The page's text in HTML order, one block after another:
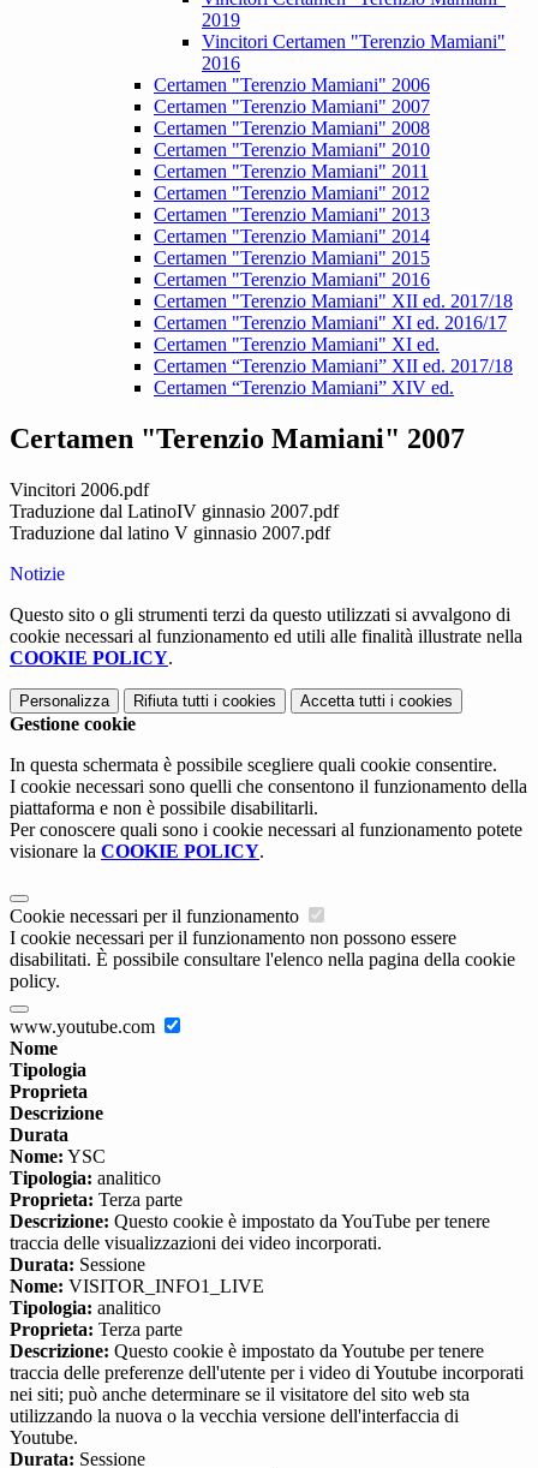
2019
Vincitori Certamen "Terenzio Mamiani"
2016
Certamen "Terenzio Mamiani" 2006
Certamen "Terenzio Mamiani" 2007
Certamen "Terenzio Mamiani" 2008
Certamen "Terenzio Mamiani" 2010
Certamen "Terenzio Mamiani" 2011
Certamen "Terenzio Mamiani" 2012
Certamen "Terenzio Mamiani" 2013
Certamen "Terenzio Mamiani" 2014
Certamen "Terenzio Mamiani" 2015
Certamen "Terenzio Mamiani" 2016
Certamen "Terenzio Mamiani" XII ed. 2017/18
Certamen "Terenzio Mamiani" XI ed. 2016/17
Certamen "Terenzio Mamiani" XI ed.
Certamen “Terenzio Mamiani” XII ed. 2017/18
Certamen “Terenzio Mamiani” XIV ed.
Certamen "Terenzio Mamiani" 2007
Vincitori 2006.pdf
Traduzione dal LatinoIV ginnasio 2007.pdf
Traduzione dal latino V ginnasio 2007.pdf
Notizie
Questo sito o gli strumenti terzi da questo utilizzati si avvalgono di
cookie necessari al funzionamento ed utili alle finalità illustrate nella
COOKIE POLICY.
Personalizza Rifiuta tutti i cookies Accetta tutti i cookies
Gestione cookie
In questa schermata è possibile scegliere quali cookie consentire.
I cookie necessari sono quelli che consentono il funzionamento della
piattaforma e non è possibile disabilitarli.
Per conoscere quali sono i cookie necessari al funzionamento potete
visionare la COOKIE POLICY.
Cookie necessari per il funzionamento
I cookie necessari per il funzionamento non possono essere
disabilitati. È possibile consultare l'elenco nella pagina della cookie
policy.
www.youtube.com
Nome
Tipologia
Proprieta
Descrizione
Durata
Nome: YSC
Tipologia: analitico
Proprieta: Terza parte
Descrizione: Questo cookie è impostato da YouTube per tenere
traccia delle visualizzazioni dei video incorporati.
Durata: Sessione
Nome: VISITOR_INFO1_LIVE
Tipologia: analitico
Proprieta: Terza parte
Descrizione: Questo cookie è impostato da Youtube per tenere
traccia delle preferenze dell'utente per i video di Youtube incorporati
nei siti; può anche determinare se il visitatore del sito web sta
utilizzando la nuova o la vecchia versione dell'interfaccia di
Youtube.
Durata: Sessione